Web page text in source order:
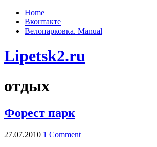
Home
Вконтакте
Велопарковка. Manual
Lipetsk2.ru
отдых
Форест парк
27.07.2010 1 Comment